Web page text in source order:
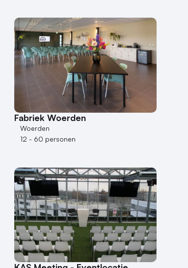
Fabriek Woerden
Woerden
12 - 60 personen